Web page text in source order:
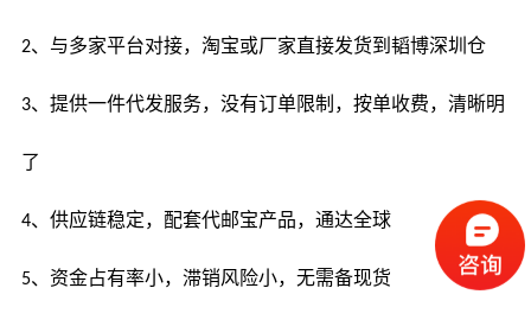
2、与多家平台对接，淘宝或厂家直接发货到 韬博深圳仓
3、提供一件代发服务，没有订单限制，按单收费，清晰明
了
4、供应链稳定，配套代邮宝产品，通达全球
5、资金占有率小，滞销风险小，无需备现货